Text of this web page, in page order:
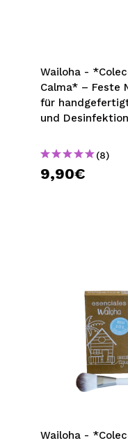
Wailoha -
Calma* – Feste
für
und
(8)
9,90€
Wailoha -